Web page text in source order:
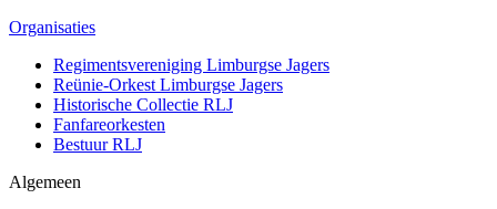
Organisaties
Regimentsvereniging Limburgse Jagers
Reünie-Orkest Limburgse Jagers
Historische Collectie RLJ
Fanfareorkesten
Bestuur RLJ
Algemeen